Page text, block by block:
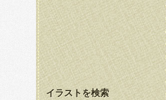
イラストを検索